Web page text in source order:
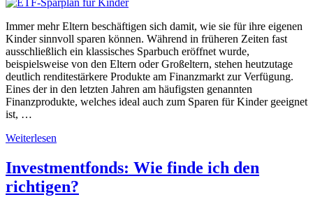
Immer mehr Eltern beschäftigen sich damit, wie sie für ihre eigenen
Kinder sinnvoll sparen können. Während in früheren Zeiten fast
ausschließlich ein klassisches Sparbuch eröffnet wurde,
beispielsweise von den Eltern oder Großeltern, stehen heutzutage
deutlich renditestärkere Produkte am Finanzmarkt zur Verfügung.
Eines der in den letzten Jahren am häufigsten genannten
Finanzprodukte, welches ideal auch zum Sparen für Kinder geeignet
ist, …
Weiterlesen
Investmentfonds: Wie finde ich den
richtigen?